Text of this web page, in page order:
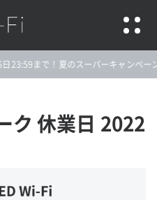
23:59まで！夏のスーパーキャンペー
ク 休業日 2022